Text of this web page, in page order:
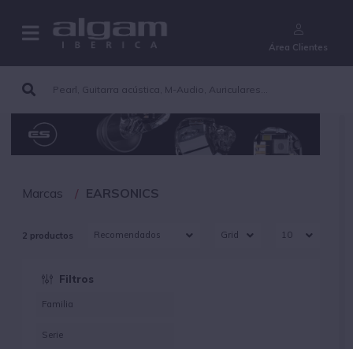
Área Clientes
Marcas EARSONICS
2 productos
Filtros